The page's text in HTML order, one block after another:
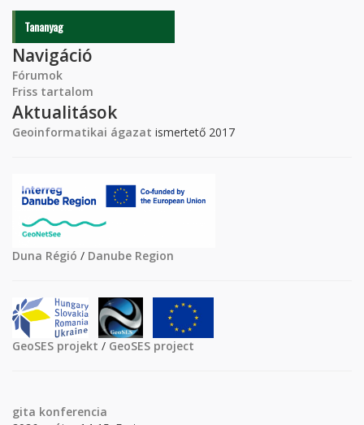
Tananyag
Navigáció
Fórumok
Friss tartalom
Aktualitások
Geoinformatikai ágazat ismertető 2017
Duna Régió / Danube Region
GeoSES projekt / GeoSES project
gita konferencia